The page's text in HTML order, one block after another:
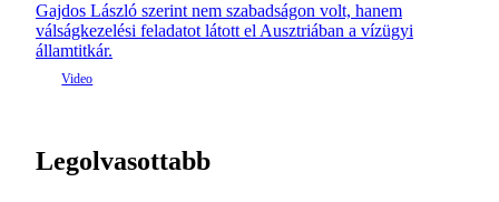
Gajdos László szerint nem szabadságon volt, hanem
válságkezelési feladatot látott el Ausztriában a vízügyi
államtitkár.
Legolvasottabb